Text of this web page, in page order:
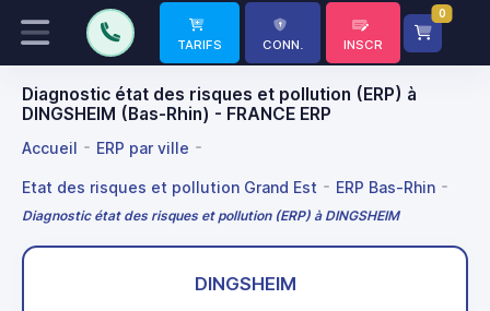
TARIFS CONN. INSCR
0
Diagnostic état des risques et pollution (ERP) à
DINGSHEIM (Bas-Rhin) - FRANCE ERP
Accueil ERP par ville
Etat des risques et pollution Grand Est ERP Bas-Rhin
Diagnostic état des risques et pollution (ERP) à DINGSHEIM
DINGSHEIM